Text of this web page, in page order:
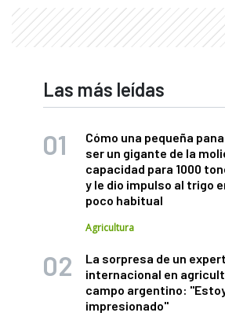
Las más leídas
Cómo una pequeña
ser un gigante de la
capacidad para 1000
y le dio impulso al trigo
poco habitual
Agricultura
La sorpresa de un
internacional en
campo argentino:
impresionado"